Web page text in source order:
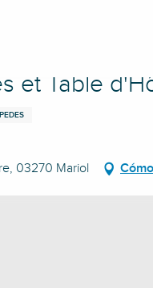
et Table d'Hôtes Les Breuils
et Table
03270 Mariol